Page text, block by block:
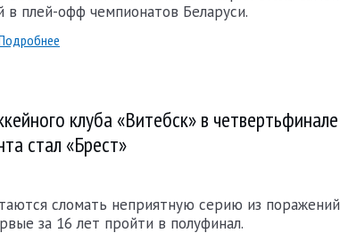
в плей-офф чемпионатов Беларуси.
клуба «Витебск» в четвертьфинале
стал «Брест»
сломать неприятную серию из поражений
за 16 лет пройти в полуфинал.